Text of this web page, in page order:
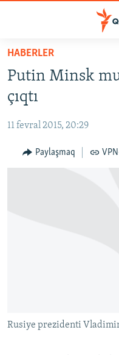
Esas
qaytmaq
Baş
navigatsiyağa
qaytmaq
qaytmaq
İQTİSADİYAT
CEMİYET
MEDENİYET
Українською
HABERLER
Putin Minsk
çıqtı
11 fevral 2015, 20:29
Paylaşmaq
Rusiye prezidenti